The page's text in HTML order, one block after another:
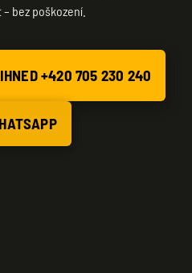
bez poškození.
+420 705 230 240